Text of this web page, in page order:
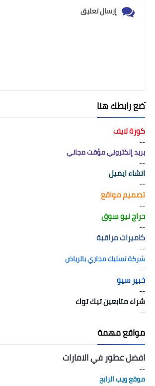
إرسال تعليق
َضع رابطك هنا
كورة لايف
--
بريد إلكتروني مؤقت مجاني
--
انشاء ايميل
--
تصميم مواقع
--
حراج نيو سوق
--
كاميرات مراقبة
--
شركة تسليك مجاري بالرياض
--
خبير سيو
--
شراء متابعين تيك توك
--
مواقع مهمة
افضل عطور في الامارات
--
موقع ويب الرابح